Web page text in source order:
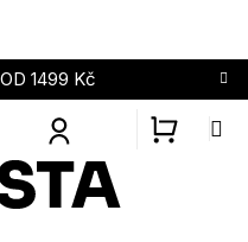
1499 Kč